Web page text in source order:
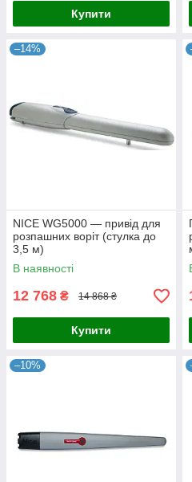
Купити
–14%
NICE WG5000 — привід для
розпашних воріт (стулка до
3,5 м)
В наявності
12 768 ₴ 14 868 ₴
Купити
–10%